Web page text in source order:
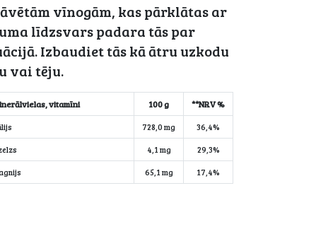
vīnogām, kas pārklātas ar
līdzsvars padara tās par
Izbaudiet tās kā ātru uzkodu
vai tēju.
vitamīni 100 g **NRV %
728,0 mg 36,4%
4,1 mg 29,3%
65,1 mg 17,4%